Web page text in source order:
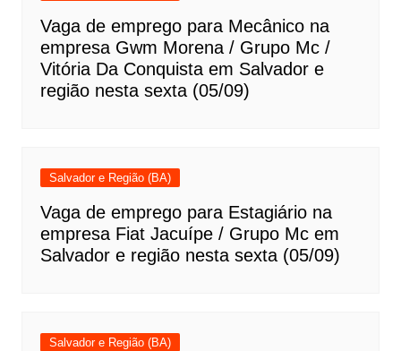
Vaga de emprego para Mecânico na
empresa Gwm Morena / Grupo Mc /
Vitória Da Conquista em Salvador e
região nesta sexta (05/09)
Salvador e Região (BA)
Vaga de emprego para Estagiário na
empresa Fiat Jacuípe / Grupo Mc em
Salvador e região nesta sexta (05/09)
Salvador e Região (BA)